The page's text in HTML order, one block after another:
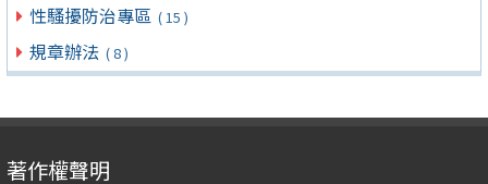
性騷擾防治專區 ( 15 )
規章辦法 ( 8 )
著作權聲明